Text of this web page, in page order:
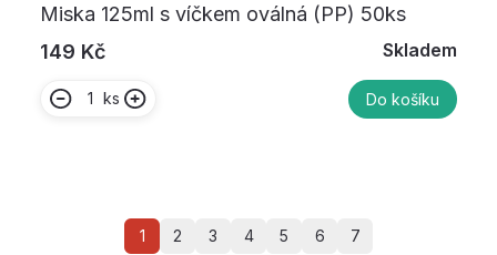
Miska 125ml s víčkem oválná (PP) 50ks
149 Kč
Skladem
ks Do košíku
1 2 3 4 5 6 7